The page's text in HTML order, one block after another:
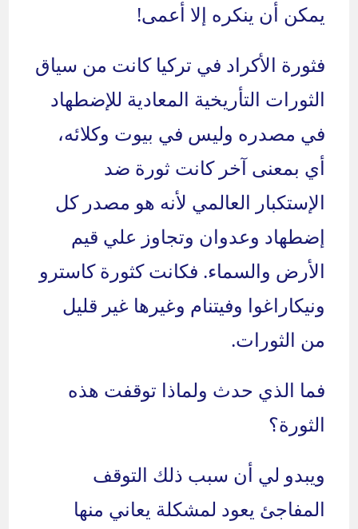
يمكن أن ينكره إلا أعمى!
فثورة الأكراد في تركيا كانت من سياق
الثورات التأريخية المعادية للإضطهاد
في مصدره وليس في بيوت وكلائه،
أي بمعنى آخر كانت ثورة ضد
الإستكبار العالمي لأنه هو مصدر كل
إضطهاد وعدوان وتجاوز علي قيم
الأرض والسماء. فكانت كثورة كاسترو
ونيكاراغوا وفيتنام وغيرها غير قليل
من الثورات.
فما الذي حدث ولماذا توقفت هذه
الثورة؟
ويبدو لي أن سبب ذلك التوقف
المفاجئ يعود لمشكلة يعاني منها